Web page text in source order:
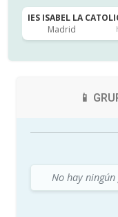
IES ISABEL LA
Madrid
📱
No hay